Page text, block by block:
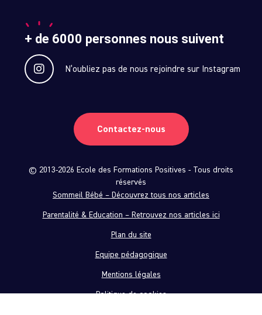
+ de 6000 personnes nous suivent
N’oubliez pas de nous rejoindre sur Instagram
Contactez-nous
© 2013-2026 Ecole des Formations Positives - Tous droits
réservés
Sommeil Bébé – Découvrez tous nos articles
Parentalité & Education – Retrouvez nos articles ici
Plan du site
Equipe pédagogique
Mentions légales
Politique de cookies